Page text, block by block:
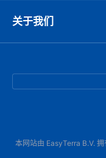
关于我们
本网站由 EasyTerra B.V.